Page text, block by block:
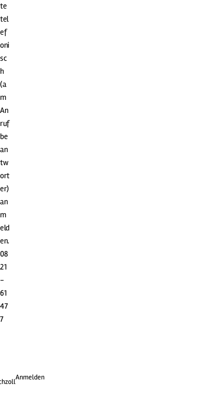
Anmelden
te
tel
ef
oni
sc
h
(a
m
An
ruf
be
an
tw
ort
er)
an
m
eld
en.
08
21
-
61
47
7